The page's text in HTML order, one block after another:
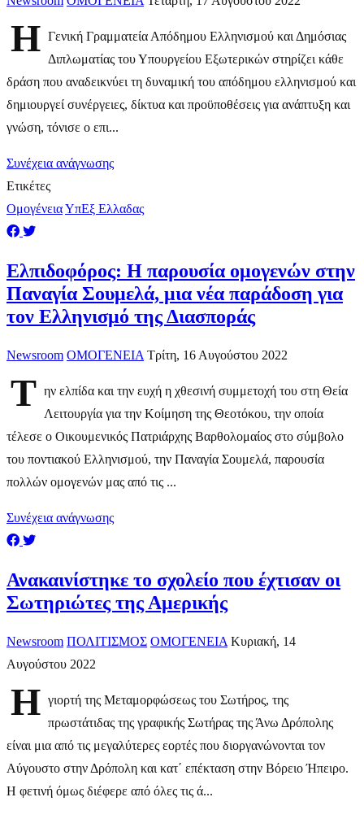
Η Γενική Γραμματεία Απόδημου Ελληνισμού και Δημόσιας
Διπλωματίας του Υπουργείου Εξωτερικών στηρίζει κάθε
δράση που αναδεικνύει τη δυναμική του απόδημου ελληνισμού και
δημιουργεί συνέργειες, δίκτυα και προϋποθέσεις για ανάπτυξη και
γνώση, τόνισε ο επι...
Συνέχεια ανάγνωσης
Ετικέτες
ΟμογένειαΥπΕξ Ελλαδας
Ελπιδοφόρος: Η παρουσία ομογενών στην
Παναγία Σουμελά, μια νέα παράδοση για
τον Ελληνισμό της Διασποράς
Newsroom ΟΜΟΓΕΝΕΙΑ Τρίτη, 16 Αυγούστου 2022
Τ ην ελπίδα και την ευχή η χθεσινή συμμετοχή του στη Θεία
Λειτουργία για την Κοίμηση της Θεοτόκου, την οποία
τέλεσε ο Οικουμενικός Πατριάρχης Βαρθολομαίος στο σύμβολο
του ποντιακού Ελληνισμού, την Παναγία Σουμελά, παρουσία
πολλών ομογενών μας από τις ...
Συνέχεια ανάγνωσης
Ανακαινίστηκε το σχολείο που έχτισαν οι
Σωτηριώτες της Αμερικής
Newsroom ΠΟΛΙΤΙΣΜΟΣ ΟΜΟΓΕΝΕΙΑ Κυριακή, 14
Αυγούστου 2022
Η γιορτή της Μεταμορφώσεως του Σωτήρος, της
πρωστάτιδας της γραφικής Σωτήρας της Άνω Δρόπολης
είναι μια από τις μεγαλύτερες εορτές που διοργανώνονται τον
Αύγουστο στην Δρόπολη και κατ΄ επέκταση στην Βόρειο Ήπειρο.
Η φετινή όμως διέφερε από όλες τις ά...